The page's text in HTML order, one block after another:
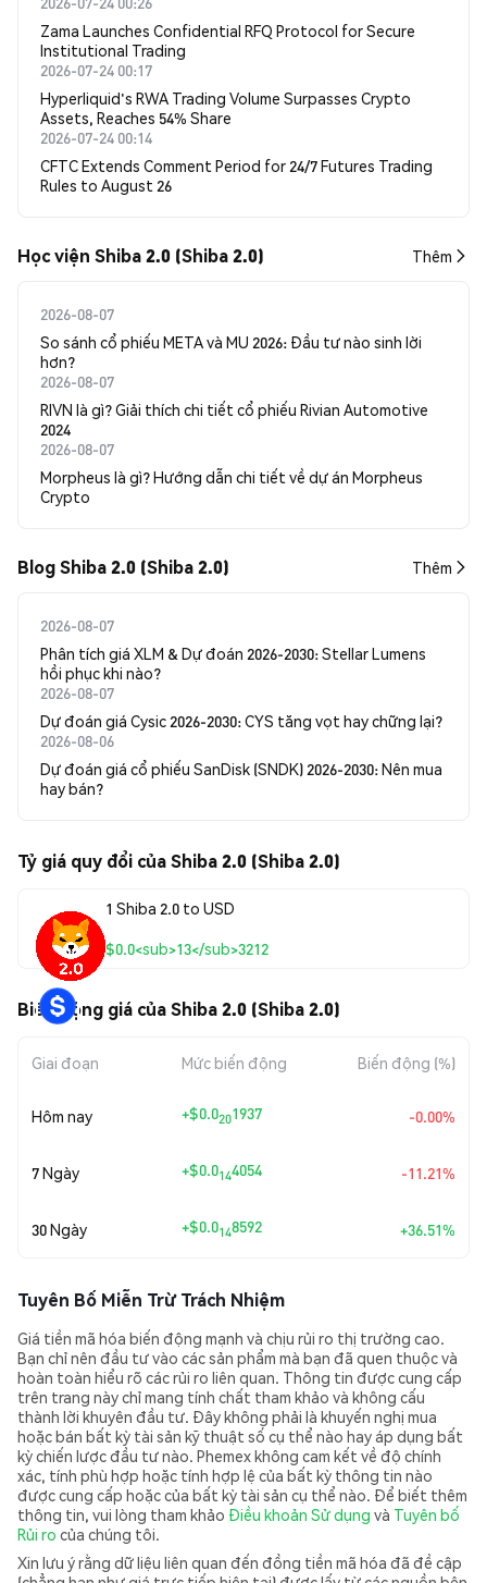
Zama Launches Confidential RFQ Protocol for Secure
Institutional Trading
2026-07-24 00:17
Hyperliquid's RWA Trading Volume Surpasses Crypto
Assets, Reaches 54% Share
2026-07-24 00:14
CFTC Extends Comment Period for 24/7 Futures Trading
Rules to August 26
Học viện Shiba 2.0 (Shiba 2.0) Thêm
2026-08-07
So sánh cổ phiếu META và MU 2026: Đầu tư nào sinh lời
hơn?
2026-08-07
RIVN là gì? Giải thích chi tiết cổ phiếu Rivian Automotive
2024
2026-08-07
Morpheus là gì? Hướng dẫn chi tiết về dự án Morpheus
Crypto
Blog Shiba 2.0 (Shiba 2.0) Thêm
2026-08-07
Phân tích giá XLM & Dự đoán 2026-2030: Stellar Lumens
hồi phục khi nào?
2026-08-07
Dự đoán giá Cysic 2026-2030: CYS tăng vọt hay chững lại?
2026-08-06
Dự đoán giá cổ phiếu SanDisk (SNDK) 2026-2030: Nên mua
hay bán?
Tỷ giá quy đổi của Shiba 2.0 (Shiba 2.0)
1 Shiba 2.0 to USD
$0.0<sub>13</sub>3212
Biến động giá của Shiba 2.0 (Shiba 2.0)
Giai đoạn Mức biến động Biến động (%)
Hôm nay +$0.0201937 -0.00%
7 Ngày +$0.0144054 -11.21%
30 Ngày +$0.0148592 +36.51%
Tuyên Bố Miễn Trừ Trách Nhiệm
Giá tiền mã hóa biến động mạnh và chịu rủi ro thị trường cao.
Bạn chỉ nên đầu tư vào các sản phẩm mà bạn đã quen thuộc và
hoàn toàn hiểu rõ các rủi ro liên quan. Thông tin được cung cấp
trên trang này chỉ mang tính chất tham khảo và không cấu
thành lời khuyên đầu tư. Đây không phải là khuyến nghị mua
hoặc bán bất kỳ tài sản kỹ thuật số cụ thể nào hay áp dụng bất
kỳ chiến lược đầu tư nào. Phemex không cam kết về độ chính
xác, tính phù hợp hoặc tính hợp lệ của bất kỳ thông tin nào
được cung cấp hoặc của bất kỳ tài sản cụ thể nào. Để biết thêm
thông tin, vui lòng tham khảo Điều khoản Sử dụng và Tuyên bố
Rủi ro của chúng tôi.
Xin lưu ý rằng dữ liệu liên quan đến đồng tiền mã hóa đã đề cập